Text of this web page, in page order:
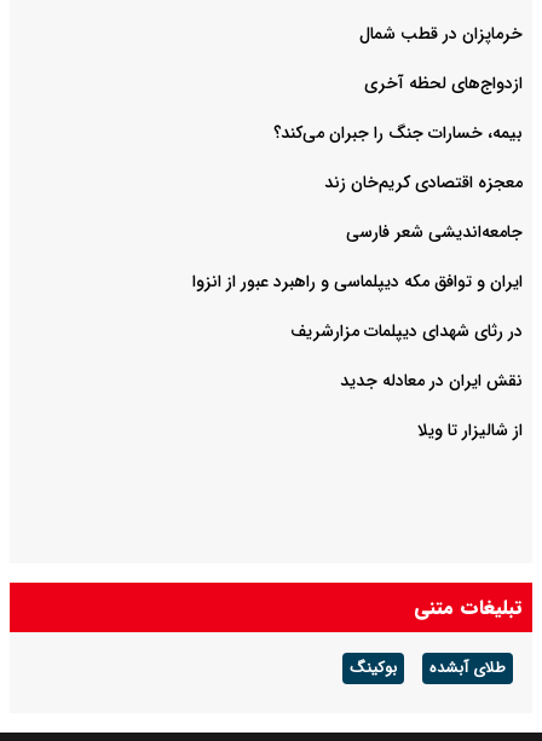
خرماپزان در قطب شمال
ازدواج‌های لحظه آخری
بیمه، خسارات جنگ را جبران می‌کند؟
معجزه اقتصادی کریم‌خان زند
جامعه‌اندیشی شعر فارسی
ایران و توافق مکه دیپلماسی و راهبرد عبور از انزوا
در رثای شهدای دیپلمات مزارشریف
نقش ایران در معادله جدید
از شالیزار تا ویلا
تبلیغات متنی
طلای آبشده بوکینگ